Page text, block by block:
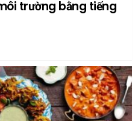
trường bằng tiếng